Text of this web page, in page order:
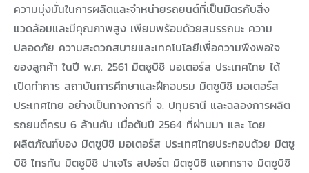
ความมุ่งมั่นในการผลิตและจำหน่ายรถยนต์ที่เป็นมิตรกับสิ่ง
แวดล้อมและมีคุณภาพสูง เพียบพร้อมด้วยสมรรถนะ ความ
ปลอดภัย ความสะดวกสบายและเทคโนโลยีเพื่อความพึงพอใจ
ของลูกค้า ในปี พ.ศ. 2561 มิตซูบิชิ มอเตอร์ส ประเทศไทย ได้
เปิดทำการ สถาบันการศึกษาและฝึกอบรม มิตซูบิชิ มอเตอร์ส
ประเทศไทย อย่างเป็นทางการที่ จ. ปทุมธานี และฉลองการผลิต
รถยนต์ครบ 6 ล้านคัน เมื่อต้นปี 2564 ที่ผ่านมา และ โดย
ผลิตภัณฑ์ของ มิตซูบิชิ มอเตอร์ส ประเทศไทยประกอบด้วย มิตซู
บิชิ ไทรทัน มิตซูบิชิ ปาเจโร สปอร์ต มิตซูบิชิ แอททราจ มิตซูบิชิ